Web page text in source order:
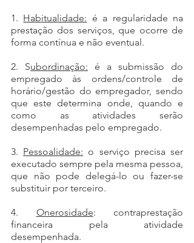
1. Habitualidade: é a regularidade na
prestação dos serviços, que ocorre de
forma contínua e não eventual.
2. Subordinação: é a submissão do
empregado às ordens/controle de
horário/gestão do empregador, sendo
que este determina onde, quando e
como as atividades serão
desempenhadas pelo empregado.
3. Pessoalidade: o serviço precisa ser
executado sempre pela mesma pessoa,
que não pode delegá-lo ou fazer-se
substituir por terceiro.
4. Onerosidade: contraprestação
financeira pela atividade
desempenhada.